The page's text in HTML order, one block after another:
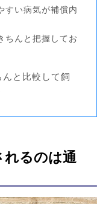
すい病気が補償内
ちんと把握してお
と比較して飼
れるのは通